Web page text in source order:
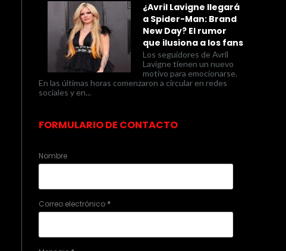
¿Avril Lavigne llegará
a Spider-Man: Brand
New Day? El rumor
que ilusiona a los fans
Los seguidores de Avril
Lavigne tienen un nuevo
motivo para emocionarse.
En las últimas horas comenzaron a circular en redes
sociales y en...
FORMULARIO DE CONTACTO
Nombre
Correo electrónico *